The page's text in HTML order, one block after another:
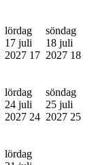
lördag
17 juli
2027 17
söndag
18 juli
2027 18
lördag
24 juli
2027 24
söndag
25 juli
2027 25
lördag